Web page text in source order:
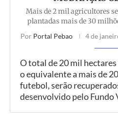
Mais de 2 mil agricultores
plantadas mais de 30
Por Portal Pebao 4 de
O total de 20 mil hectares
o equivalente a mais de
futebol, serão
desenvolvido pelo Fundo